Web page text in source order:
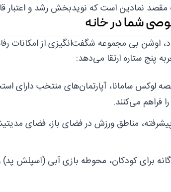
نمادین است که نویدبخش رشد و اعتبار
شما در خانه
اوشن بی مجموعه شگفت‌انگیزی از امکانات
پنج ستاره ارتقا می‌دهد:
لوکس سامانا، آپارتمان‌های منتخب دارای
می‌کنند.
مناطق ورزش در فضای باز، فضای
برای کودکان، محوطه بازی آبی (اسپلش